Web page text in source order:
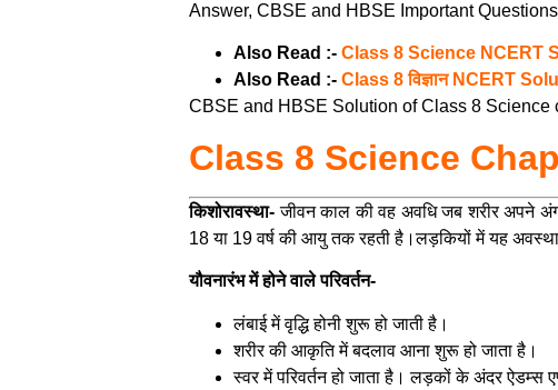
Answer, CBSE and HBSE Important
Also Read :- Class 8 Science NCERT
Also Read :- Class 8 विज्ञान NCERT
CBSE and HBSE Solution of Class 8 Science
Class 8 Science
किशोरावस्था- जीवन काल की वह अवधि जब शरीर अपने
18 या 19 वर्ष की आयु तक रहती है।लड़कियों में यह अवस्था
यौवनारंभ में होने वाले परिवर्तन-
लंबाई में वृद्धि होनी शुरू हो जाती है।
शरीर की आकृति में बदलाव आना शुरू हो जाता है।
स्वर में परिवर्तन हो जाता है। लड़कों के अंदर